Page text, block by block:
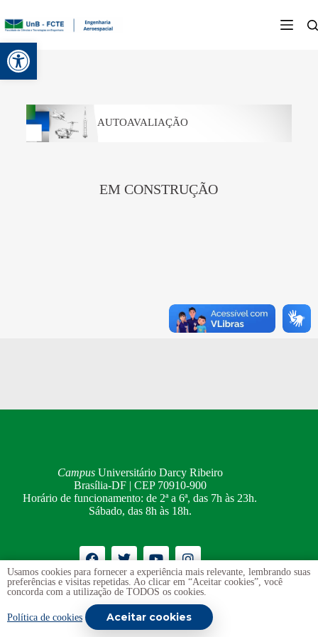
Abrir a barra de ferramentas
AUTOAVALIAÇÃO
EM CONSTRUÇÃO
CampusUniversitário Darcy Ribeiro
Brasília-DF | CEP 70910-900
Horário de funcionamento: de 2ª a 6ª, das 7h às 23h.
Sábado, das 8h às 18h.
OuvidoriaUnB
Transparência e Prestação de Contas
Usamos cookies para fornecer a experiência mais relevante, lembrando suas
preferências e visitas repetidas. Ao clicar em “Aceitar cookies”, você
concorda com a utilização de TODOS os cookies.
Política de cookies Aceitar cookies